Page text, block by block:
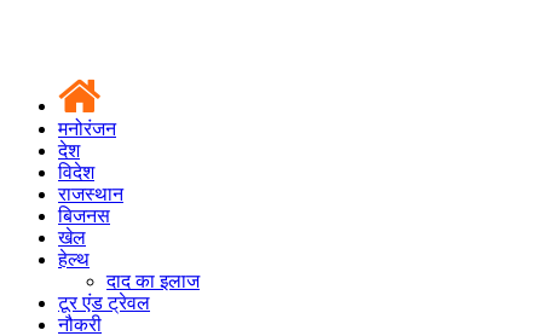
मनोरंजन
देश
विदेश
राजस्थान
बिजनस
खेल
हेल्थ
दाद का इलाज
टूर एंड ट्रेवल
नौकरी